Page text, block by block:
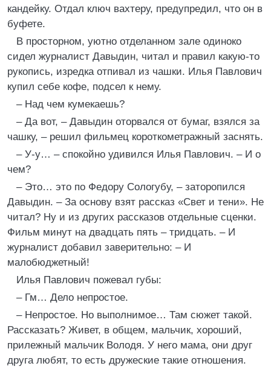
кандейку. Отдал ключ вахтеру, предупредил, что он в
буфете.
В просторном, уютно отделанном зале одиноко
сидел журналист Давыдин, читал и правил какую-то
рукопись, изредка отпивал из чашки. Илья Павлович
купил себе кофе, подсел к нему.
– Над чем кумекаешь?
– Да вот, – Давыдин оторвался от бумаг, взялся за
чашку, – решил фильмец короткометражный заснять.
– У-у… – спокойно удивился Илья Павлович. – И о
чем?
– Это… это по Федору Сологубу, – заторопился
Давыдин. – За основу взят рассказ «Свет и тени». Не
читал? Ну и из других рассказов отдельные сценки.
Фильм минут на двадцать пять – тридцать. – И
журналист добавил заверительно: – И
малобюджетный!
Илья Павлович пожевал губы:
– Гм… Дело непростое.
– Непростое. Но выполнимое… Там сюжет такой.
Рассказать? Живет, в общем, мальчик, хороший,
прилежный мальчик Володя. У него мама, они друг
друга любят, то есть дружеские такие отношения.